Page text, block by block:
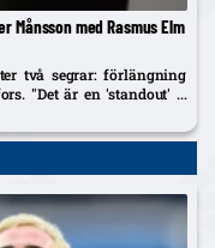
Månsson med Rasmus Elm
två segrar: förlängning
"Det är en 'standout' ...